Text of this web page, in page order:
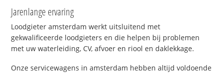
Jarenlange ervaring
Loodgieter amsterdam werkt uitsluitend met
gekwalificeerde loodgieters en die helpen bij problemen
met uw waterleiding, CV, afvoer en riool en daklekkage.
Onze servicewagens in amsterdam hebben altijd voldoende